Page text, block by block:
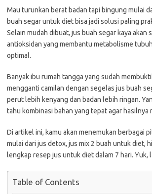
Mau turunkan berat badan tapi bingung mulai
buah segar untuk diet bisa jadi solusi paling
Selain mudah dibuat, jus buah segar kaya akan
antioksidan yang membantu metabolisme
optimal.
Banyak ibu rumah tangga yang sudah
mengganti camilan dengan segelas jus buah
perut lebih kenyang dan badan lebih ringan.
tahu kombinasi bahan yang tepat agar hasilnya
Di artikel ini, kamu akan menemukan berbagai
mulai dari jus detox, jus mix 2 buah untuk diet,
lengkap resep jus untuk diet dalam 7 hari. Yuk,
Table of Contents